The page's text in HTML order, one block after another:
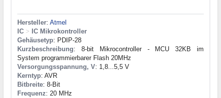
Hersteller: Atmel
IC > IC Mikrokontroller
Gehäusetyp: PDIP-28
Kurzbeschreibung: 8-bit Mikrocontroller - MCU 32KB im
System programmierbarer Flash 20MHz
Versorgungsspannung, V: 1,8...5,5 V
Kerntyp: AVR
Bitbreite: 8-Bit
Frequenz: 20 MHz